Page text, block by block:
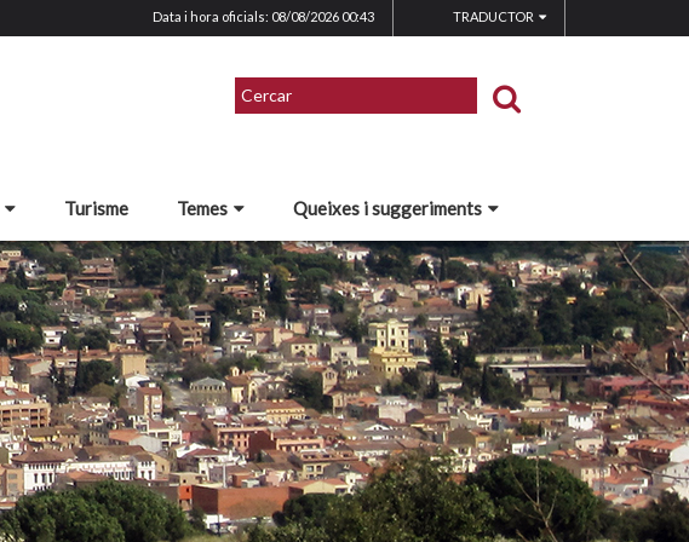
Data i hora oficials: 08/08/2026 00:43 TRADUCTOR
Turisme Temes Queixes i suggeriments